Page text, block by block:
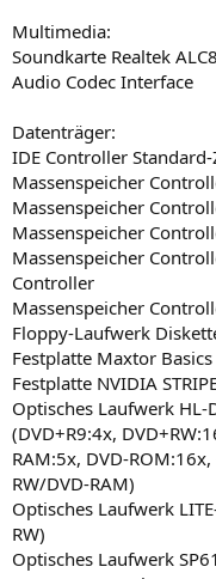
Multimedia:
Soundkarte Realtek
Audio Codec Interface
Datenträger:
IDE Controller
Massenspeicher
Massenspeicher
Massenspeicher
Massenspeicher
Controller
Massenspeicher
Floppy-Laufwerk
Festplatte Maxtor
Festplatte NVIDIA
Optisches Laufwerk HL-
(DVD+R9:4x,
RAM:5x, DVD-
RW/DVD-RAM)
Optisches Laufwerk
RW)
Optisches Laufwerk